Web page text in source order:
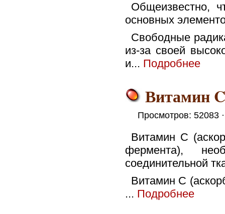
Общеизвестно,
основных
Свободные
из-за своей
и... Подробнее
Витамин
Просмотров: 52083
Витамин C
фермента),
соединительной
Витамин C
... Подробнее